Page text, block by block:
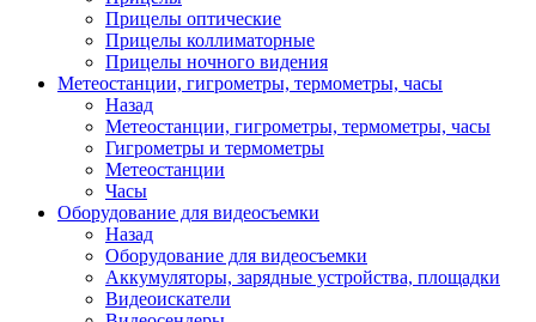
Прицелы оптические
Прицелы коллиматорные
Прицелы ночного видения
Метеостанции, гигрометры, термометры, часы
Назад
Метеостанции, гигрометры, термометры, часы
Гигрометры и термометры
Метеостанции
Часы
Оборудование для видеосъемки
Назад
Оборудование для видеосъемки
Аккумуляторы, зарядные устройства, площадки
Видеоискатели